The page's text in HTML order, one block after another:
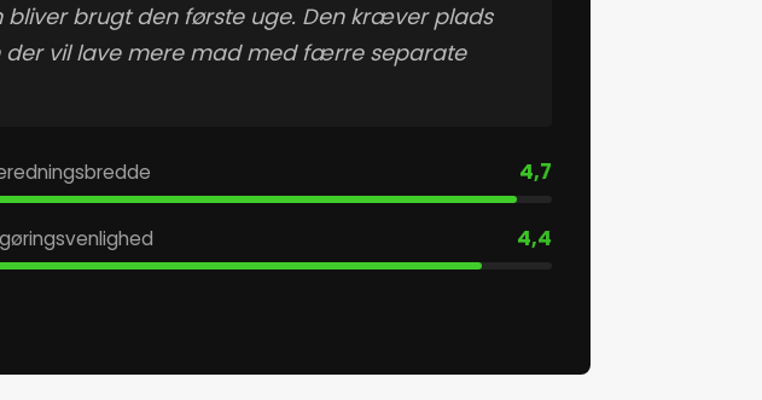
bliver brugt den første uge. Den kræver plads
vil lave mere mad med færre separate
4,7
4,4